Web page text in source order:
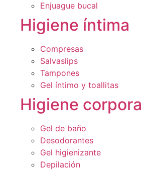
Enjuague bucal
Higiene íntima
Compresas
Salvaslips
Tampones
Gel íntimo y toallitas
Higiene
Gel de baño
Desodorantes
Gel higienizante
Depilación